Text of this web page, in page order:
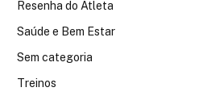
Resenha do Atleta
Saúde e Bem Estar
Sem categoria
Treinos